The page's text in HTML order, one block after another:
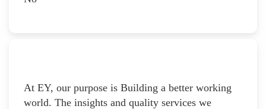
At EY, our purpose is Building a better working
world. The insights and quality services we